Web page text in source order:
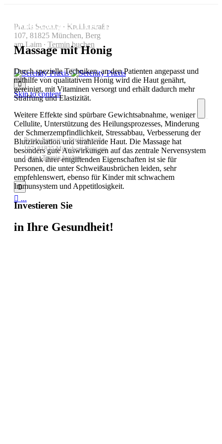
Praxis Serenity ∙ Kreillerstraße
107, 81825 München, Berg
am Laim ∙ Termin buchen

Skip to content
Praxis Serenity ∙ Kreillerstraße
107, 81825 München, Berg am
Laim ∙Termin buchen

 ...
Massage mit Honig
Massage mit Honig
Durch spezielle Techniken, an den Patienten angepasst und
mithilfe von qualitativem Honig wird die Haut genährt,
gereinigt, mit Vitaminen versorgt und erhält dadurch mehr
Straffung und Elastizität.
Weitere Effekte sind spürbare Gewichtsabnahme, weniger
Cellulite, Unterstützung des Heilungsprozesses, Minderung
der Schmerzempfindlichkeit, Stressabbau, Verbesserung der
Blutzirkulation und strahlende Haut. Die Massage hat
besonders gute Auswirkungen auf das zentrale Nervensystem
und dank ihrer entgiftenden Eigenschaften ist sie für
Personen, die unter Schweißausbrüchen leiden, sehr
empfehlenswert, ebenso für Kinder mit schwachem
Immunsystem und Appetitlosigkeit.
Investieren Sie
in Ihre Gesundheit!